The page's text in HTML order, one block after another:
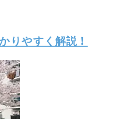
りやすく解説！